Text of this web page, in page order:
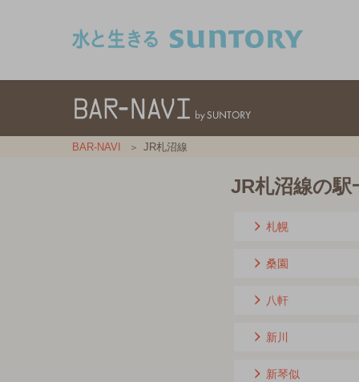
BAR-NAVI JR札沼線
JR札沼線の駅
札幌
桑園
八軒
新川
新琴似